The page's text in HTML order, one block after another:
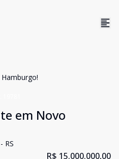
em Novo
RS
R$ 15.000.000,00